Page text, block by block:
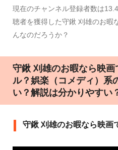
現在のチャンネル登録者数は
聴者を獲得した守鍬 刈雄のお暇
んなのだろうか？
守鍬 刈雄のお暇なら映
ル？娯楽（コメディ）系
い？解説は分かりやすい
守鍬 刈雄のお暇なら映画